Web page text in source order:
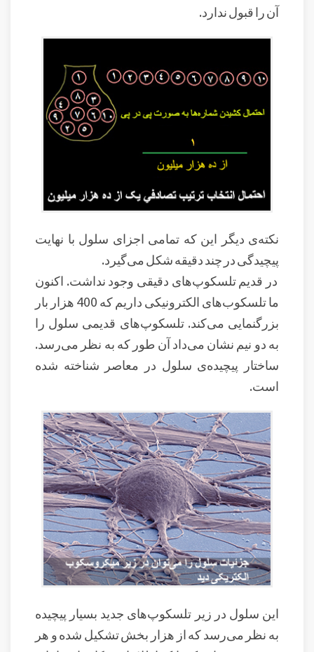
آن را قبول ندارد.
نکته‌ی دیگر این که تمامی اجزای سلول با نهایت
پیچیدگی در چند دقیقه شکل می‌گیرد.
در قدیم تلسکوپ‌های دقیقی وجود نداشت. اکنون
ما تلسکوب‌های الکترونیکی داریم که 400 هزار بار
بزرگنمایی می‌کند. تلسکوپ‌های قدیمی سلول را
به دو نیم نشان می‌داد آن طور که به نظر می‌رسد.
ساختار پیچیده‌ی سلول در معاصر شناخته شده
است.
این سلول در زیر تلسکوپ‌های جدید بسیار پیچیده
به نظر می‌رسد که از هزار بخش تشکیل شده و هر